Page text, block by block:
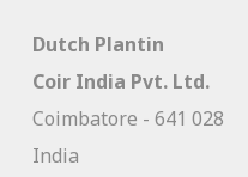
Dutch Plantin
Coir India Pvt. Ltd.
Coimbatore - 641 028
India